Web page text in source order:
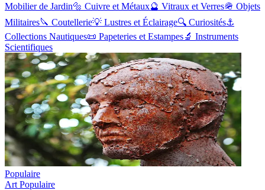
Mobilier de Jardin🔩 Cuivre et Métaux🔮 Vitraux et Verres🪖 Objets
Militaires🔪 Coutellerie💡 Lustres et Éclairage🔍 Curiosités⚓
Collections Nautiques📜 Papeteries et Estampes🔬 Instruments
Scientifiques
Populaire
Art Populaire